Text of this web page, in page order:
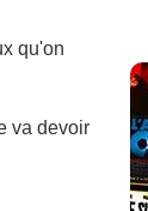
qu'on
va devoir